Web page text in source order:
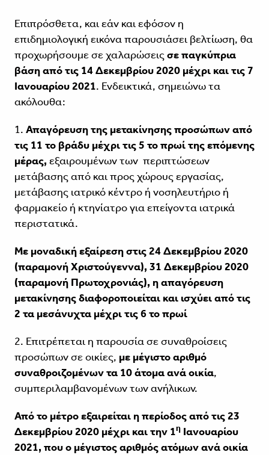
Επιπρόσθετα, και εάν και εφόσον η
επιδημιολογική εικόνα παρουσιάσει βελτίωση, θα
προχωρήσουμε σε χαλαρώσεις σε παγκύπρια
βάση από τις 14 Δεκεμβρίου 2020 μέχρι και τις 7
Ιανουαρίου 2021. Ενδεικτικά, σημειώνω τα
ακόλουθα:
1. Απαγόρευση της μετακίνησης προσώπων από
τις 11 το βράδυ μέχρι τις 5 το πρωί της επόμενης
μέρας, εξαιρουμένων των περιπτώσεων
μετάβασης από και προς χώρους εργασίας,
μετάβασης ιατρικό κέντρο ή νοσηλευτήριο ή
φαρμακείο ή κτηνίατρο για επείγοντα ιατρικά
περιστατικά.
Με μοναδική εξαίρεση στις 24 Δεκεμβρίου 2020
(παραμονή Χριστούγεννα), 31 Δεκεμβρίου 2020
(παραμονή Πρωτοχρονιάς), η απαγόρευση
μετακίνησης διαφοροποιείται και ισχύει από τις
2 τα μεσάνυχτα μέχρι τις 6 το πρωί
2. Επιτρέπεται η παρουσία σε συναθροίσεις
προσώπων σε οικίες, με μέγιστο αριθμό
συναθροιζομένων τα 10 άτομα ανά οικία,
συμπεριλαμβανομένων των ανήλικων.
Από το μέτρο εξαιρείται η περίοδος από τις 23
Δεκεμβρίου 2020 μέχρι και την 1ηΙανουαρίου
2021, που ο μέγιστος αριθμός ατόμων ανά οικία